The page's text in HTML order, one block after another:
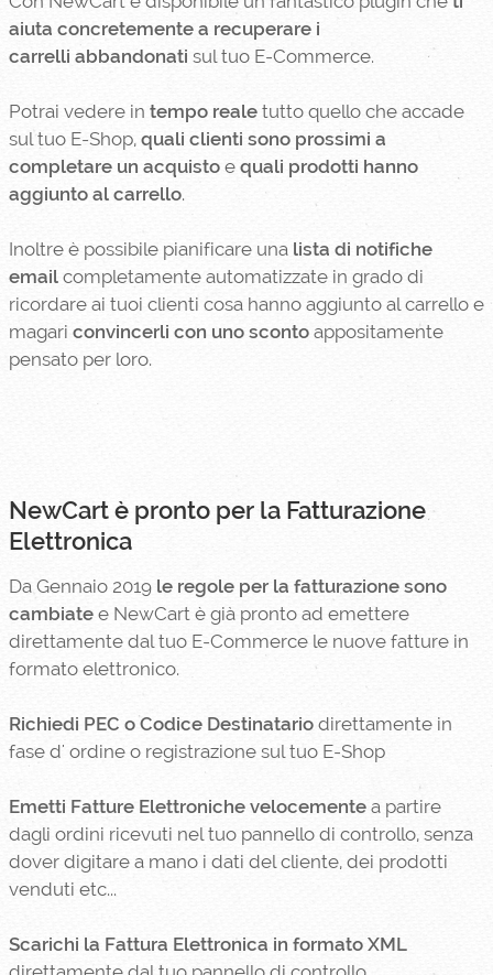
aiuta concretemente a recuperare i
carrelli abbandonati sul tuo E-Commerce.
Potrai vedere in tempo reale tutto quello che accade
sul tuo E-Shop, quali clienti sono prossimi a
completare un acquisto e quali prodotti hanno
aggiunto al carrello.
Inoltre è possibile pianificare una lista di notifiche
email completamente automatizzate in grado di
ricordare ai tuoi clienti cosa hanno aggiunto al carrello e
magari convincerli con uno sconto appositamente
pensato per loro.
NewCart è pronto per la Fatturazione
Elettronica
Da Gennaio 2019 le regole per la fatturazione sono
cambiate e NewCart è già pronto ad emettere
direttamente dal tuo E-Commerce le nuove fatture in
formato elettronico.
Richiedi PEC o Codice Destinatario direttamente in
fase d' ordine o registrazione sul tuo E-Shop
Emetti Fatture Elettroniche velocemente a partire
dagli ordini ricevuti nel tuo pannello di controllo, senza
dover digitare a mano i dati del cliente, dei prodotti
venduti etc...
Scarichi la Fattura Elettronica in formato XML